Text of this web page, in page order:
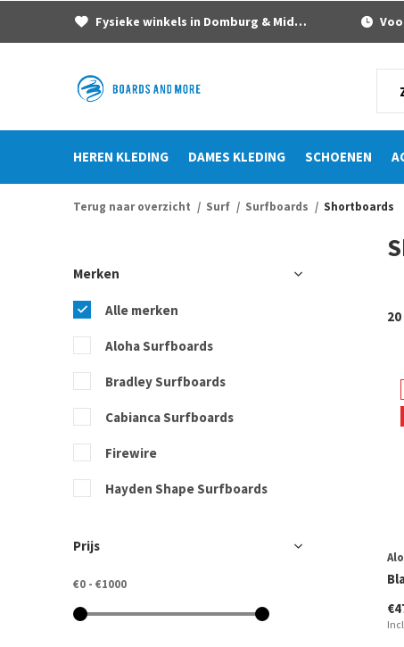
HEREN KLEDING DAMES KLEDING SCHOENEN
Fysieke winkels in Domburg & Middelburg
Terug naar overzicht Surf Surfboards Shortboards
Merken
Alle merken
Aloha Surfboards
Bradley Surfboards
Cabianca Surfboards
Firewire
Hayden Shape Surfboards
Prijs
€0 - €1000